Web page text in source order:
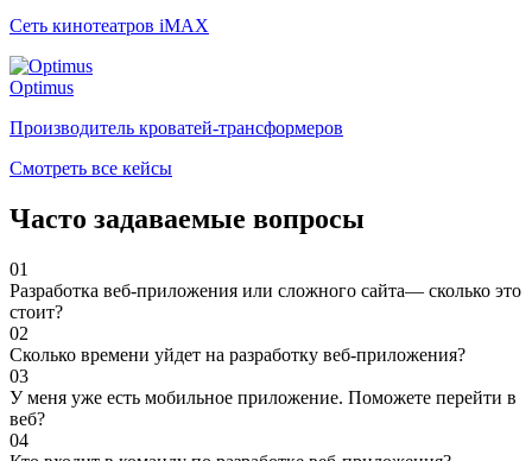
Сеть кинотеатров iMAX
Optimus
Производитель кроватей-трансформеров
Смотреть все кейсы
Часто задаваемые вопросы
01
Разработка веб-приложения или сложного сайта— сколько это
стоит?
02
Сколько времени уйдет на разработку веб-приложения?
03
У меня уже есть мобильное приложение. Поможете перейти в
веб?
04